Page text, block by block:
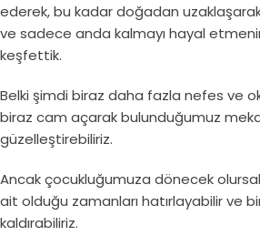
ederek, bu kadar doğadan
ve sadece anda kalmayı hayal
keşfettik.
Belki şimdi biraz daha fazla nefes ve
biraz cam açarak bulunduğumuz
güzelleştirebiliriz.
Ancak çocukluğumuza dönecek
ait olduğu zamanları hatırlayabilir ve
kaldırabiliriz.